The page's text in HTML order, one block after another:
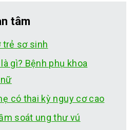
tâm
trẻ sơ sinh
gì? Bệnh phụ khoa
có thai kỳ nguy cơ cao
soát ung thư vú